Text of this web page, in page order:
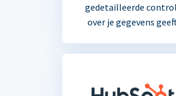
gedetailleerde
over je gegevens